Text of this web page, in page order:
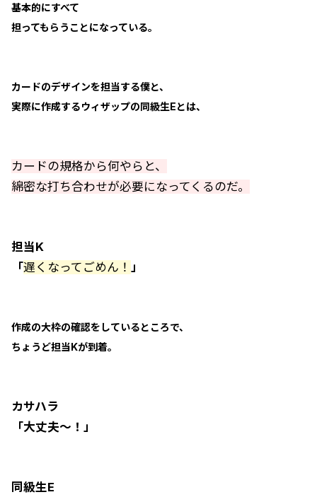
基本的にすべて
担ってもらうことになっている。
カードのデザインを担当する僕と、
実際に作成するウィザップの同級生Eとは、
カードの規格から何やらと、
綿密な打ち合わせが必要になってくるのだ。
担当K
「遅くなってごめん！ 」
作成の大枠の確認をしているところで、
ちょうど担当Kが到着。
カサハラ
「大丈夫～！」
同級生E